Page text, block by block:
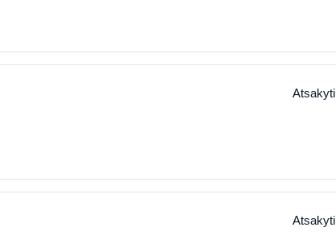
Atsakyti
Atsakyti